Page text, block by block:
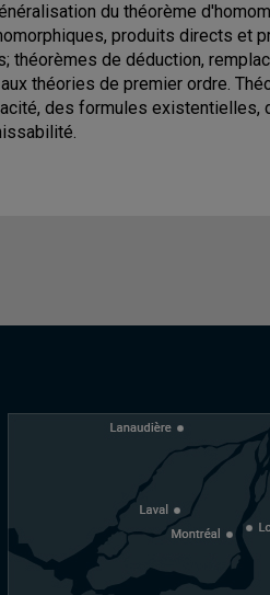
du théorème
produits directs et
théorèmes de déduction,
théories de premier ordre.
des formules existentielles,